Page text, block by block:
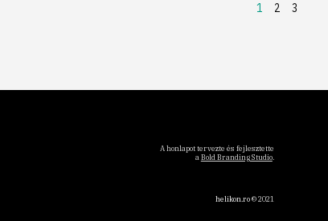
1 2 3
A honlapot tervezte és fejlesztette
a Bold Branding Studio.
helikon.ro© 2021